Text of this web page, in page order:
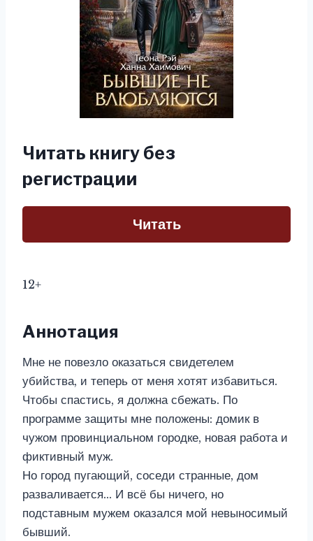
Читать книгу без
регистрации
Читать
12+
Аннотация
Мне не повезло оказаться свидетелем
убийства, и теперь от меня хотят избавиться.
Чтобы спастись, я должна сбежать. По
программе защиты мне положены: домик в
чужом провинциальном городке, новая работа и
фиктивный муж.
Но город пугающий, соседи странные, дом
разваливается… И всё бы ничего, но
подставным мужем оказался мой невыносимый
бывший.